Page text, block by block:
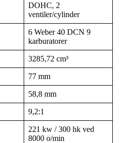
DOHC, 2
ventiler/cylinder
6 Weber 40 DCN 9
karburatorer
3285,72 cm³
77 mm
58,8 mm
9,2:1
221 kw / 300 hk ved
8000 o/min